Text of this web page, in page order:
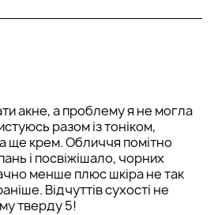
акне, а проблему я не могла
разом із тоніком,
ще крем. Обличчя помітно
і посвіжішало, чорних
менше плюс шкіра не так
Відчуттів сухості не
тверду 5!